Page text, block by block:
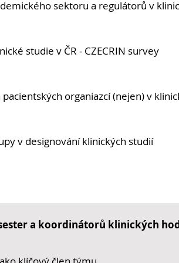
sektoru a regulátorů v
studie v ČR - CZECRIN survey
pacientských organiazcí (nejen) v
v designování klinických studií
a koordinátorů klinických